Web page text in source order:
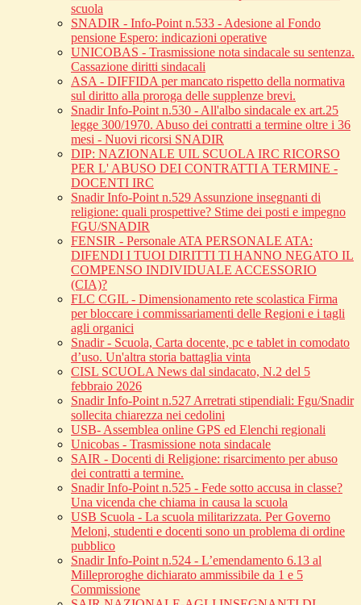
scuola
SNADIR - Info-Point n.533 - Adesione al Fondo
pensione Espero: indicazioni operative
UNICOBAS - Trasmissione nota sindacale su sentenza.
Cassazione diritti sindacali
ASA - DIFFIDA per mancato rispetto della normativa
sul diritto alla proroga delle supplenze brevi.
Snadir Info-Point n.530 - All'albo sindacale ex art.25
legge 300/1970. Abuso dei contratti a termine oltre i 36
mesi - Nuovi ricorsi SNADIR
DIP: NAZIONALE UIL SCUOLA IRC RICORSO
PER L' ABUSO DEI CONTRATTI A TERMINE -
DOCENTI IRC
Snadir Info-Point n.529 Assunzione insegnanti di
religione: quali prospettive? Stime dei posti e impegno
FGU/SNADIR
FENSIR - Personale ATA PERSONALE ATA:
DIFENDI I TUOI DIRITTI TI HANNO NEGATO IL
COMPENSO INDIVIDUALE ACCESSORIO
(CIA)?
FLC CGIL - Dimensionamento rete scolastica Firma
per bloccare i commissariamenti delle Regioni e i tagli
agli organici
Snadir - Scuola, Carta docente, pc e tablet in comodato
d’uso. Un'altra storia battaglia vinta
CISL SCUOLA News dal sindacato, N.2 del 5
febbraio 2026
Snadir Info-Point n.527 Arretrati stipendiali: Fgu/Snadir
sollecita chiarezza nei cedolini
USB- Assemblea online GPS ed Elenchi regionali
Unicobas - Trasmissione nota sindacale
SAIR - Docenti di Religione: risarcimento per abuso
dei contratti a termine.
Snadir Info-Point n.525 - Fede sotto accusa in classe?
Una vicenda che chiama in causa la scuola
USB Scuola - La scuola militarizzata. Per Governo
Meloni, studenti e docenti sono un problema di ordine
pubblico
Snadir Info-Point n.524 - L’emendamento 6.13 al
Milleproroghe dichiarato ammissibile da 1 e 5
Commissione